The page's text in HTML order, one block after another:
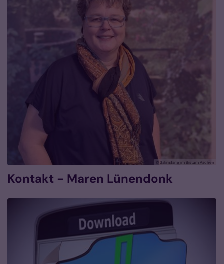
© Sakristane im Bistum Aachen
Kontakt - Maren Lünendonk